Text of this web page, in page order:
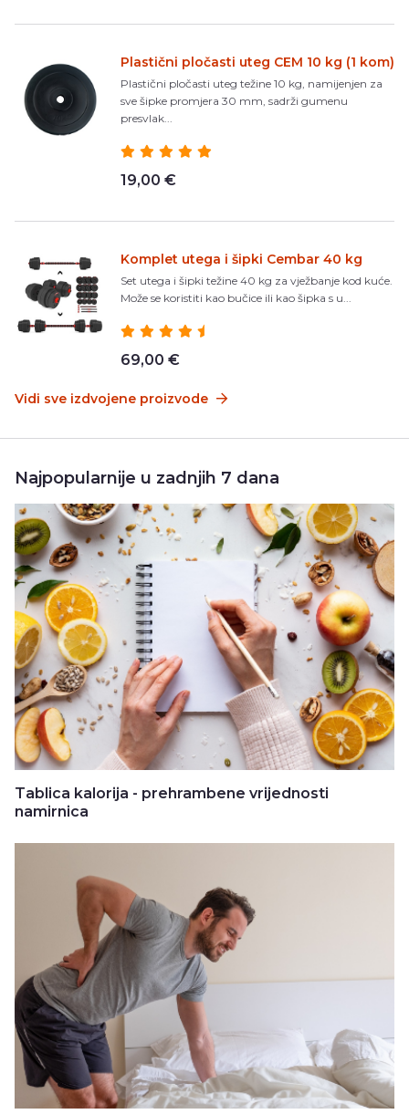
Plastični pločasti uteg CEM 10 kg (1 kom)
Plastični pločasti uteg težine 10 kg, namijenjen za
sve šipke promjera 30 mm, sadrži gumenu
presvlak...
19,00 €
Komplet utega i šipki Cembar 40 kg
Set utega i šipki težine 40 kg za vježbanje kod kuće.
Može se koristiti kao bučice ili kao šipka s u...
69,00 €
Vidi sve izdvojene proizvode
Najpopularnije u zadnjih 7 dana
Tablica kalorija - prehrambene vrijednosti
namirnica